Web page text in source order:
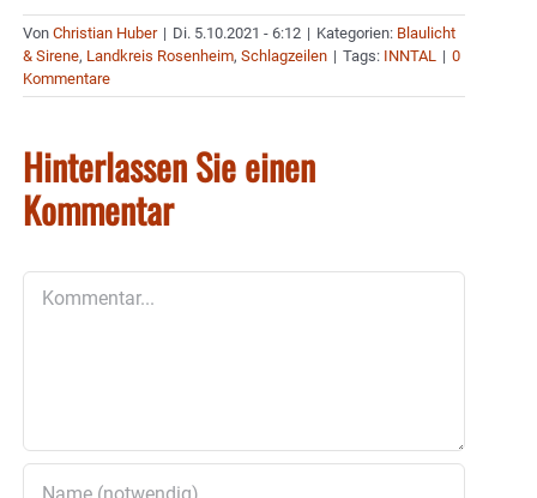
Von Christian Huber | Di. 5.10.2021 - 6:12 | Kategorien: Blaulicht
& Sirene, Landkreis Rosenheim, Schlagzeilen | Tags: INNTAL | 0
Kommentare
Hinterlassen Sie einen
Kommentar